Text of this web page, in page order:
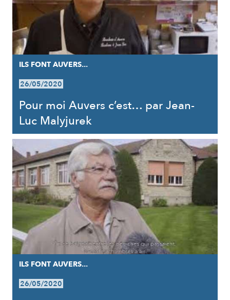
ILS FONT AUVERS...
26/05/2020
Pour moi Auvers c’est… par Jean-
Luc Malyjurek
ILS FONT AUVERS...
26/05/2020